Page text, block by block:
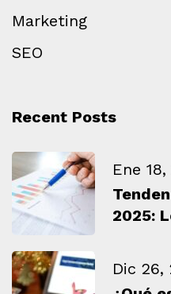
Marketing
SEO
Recent Posts
Ene
2025:
Dic 26,